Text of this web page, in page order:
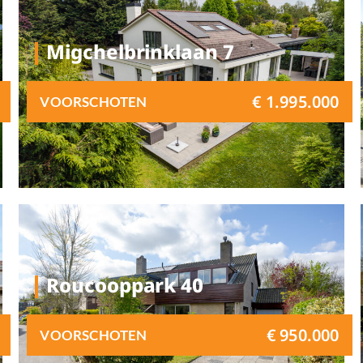
Migchelbrinklaan 7
VOORSCHOTEN € 1.995.000
Roucooppark 40
VOORSCHOTEN € 950.000